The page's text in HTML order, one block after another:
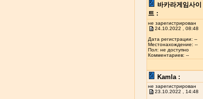
바카라게임사이
트 :
не зарегистрирован
24.10.2022 , 08:48
Дата регистрации: --
Местонахождение: --
Пол: не доступно
Комментариев: --
Kamla :
не зарегистрирован
23.10.2022 , 14:48